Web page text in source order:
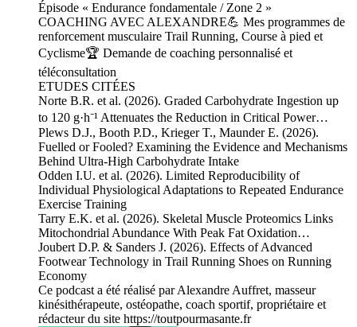
Épisode « Endurance fondamentale / Zone 2 »
COACHING AVEC ALEXANDRE💪 Mes programmes de
renforcement musculaire Trail Running, Course à pied et
Cyclisme🏆 Demande de coaching personnalisé et
téléconsultation
ETUDES CITÉES
Norte B.R. et al. (2026). Graded Carbohydrate Ingestion up
to 120 g·h⁻¹ Attenuates the Reduction in Critical Power…
Plews D.J., Booth P.D., Krieger T., Maunder E. (2026).
Fuelled or Fooled? Examining the Evidence and Mechanisms
Behind Ultra-High Carbohydrate Intake
Odden I.U. et al. (2026). Limited Reproducibility of
Individual Physiological Adaptations to Repeated Endurance
Exercise Training
Tarry E.K. et al. (2026). Skeletal Muscle Proteomics Links
Mitochondrial Abundance With Peak Fat Oxidation…
Joubert D.P. & Sanders J. (2026). Effects of Advanced
Footwear Technology in Trail Running Shoes on Running
Economy
Ce podcast a été réalisé par Alexandre Auffret, masseur
kinésithérapeute, ostéopathe, coach sportif, propriétaire et
rédacteur du site https://toutpourmasante.fr